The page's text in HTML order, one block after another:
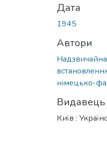
Дата
1945
Автори
німецько-
Видавець
Київ :